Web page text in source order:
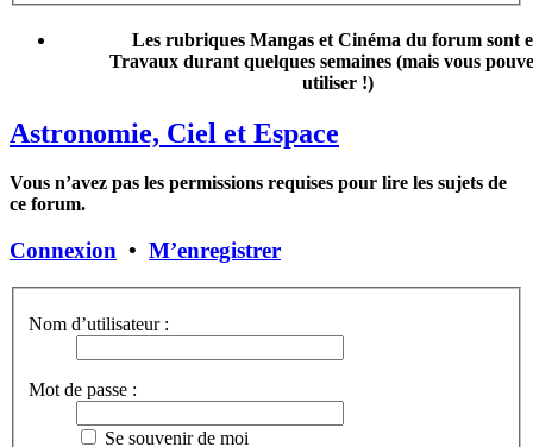
Les rubriques Mangas et Cinéma du forum sont
Travaux durant quelques semaines (mais vous
utiliser !)
Astronomie, Ciel et Espace
Vous n’avez pas les permissions requises pour lire les sujets de
ce forum.
Connexion • M’enregistrer
Nom d’utilisateur :
Mot de passe :
Se souvenir de moi